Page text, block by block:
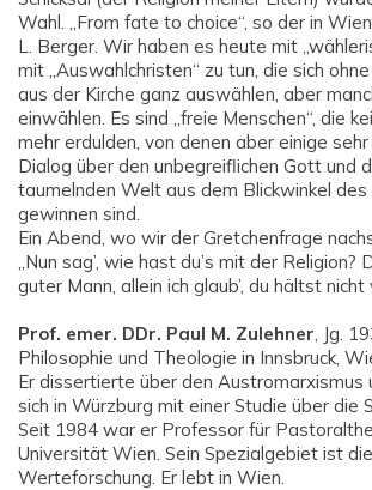
Wahl. „From fate to choice“, so der in
L. Berger. Wir haben es heute mit
mit „Auswahlchristen“ zu tun, die sich
aus der Kirche ganz auswählen, aber
einwählen. Es sind „freie Menschen“, die
mehr erdulden, von denen aber einige
Dialog über den unbegreiflichen Gott und
taumelnden Welt aus dem Blickwinkel des
gewinnen sind.
Ein Abend, wo wir der Gretchenfrage
„Nun sag’, wie hast du’s mit der Religion?
guter Mann, allein ich glaub’, du hältst nicht
Prof. emer. DDr. Paul M. Zulehner, Jg.
Philosophie und Theologie in Innsbruck,
Er dissertierte über den Austromarxismus
sich in Würzburg mit einer Studie über die
Seit 1984 war er Professor für
Universität Wien. Sein Spezialgebiet ist
Werteforschung. Er lebt in Wien.